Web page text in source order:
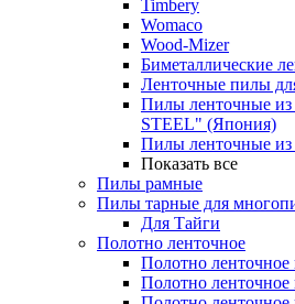
Timbery
Womaco
Wood-Mizer
Биметаллические
Ленточные пилы
Пилы ленточные
STEEL" (Япония)
Пилы ленточные из
Показать все
Пилы рамные
Пилы тарные для
Для Тайги
Полотно ленточное
Полотно ленточное
Полотно ленточное